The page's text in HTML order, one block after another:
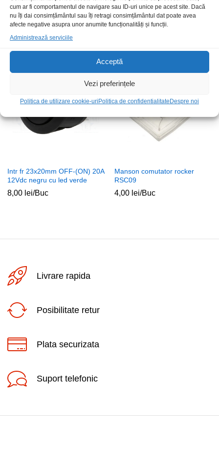
cum ar fi comportamentul de navigare sau ID-uri unice pe acest site. Dacă
nu îți dai consimțământul sau îți retragi consimțământul dat poate avea
afecte negative asupra unor anumite funcționalități și funcții.
Administrează serviciile
Acceptă
Vezi preferințele
Politica de utilizare cookie-uriPolitica de confidentialitateDespre noi
Telecomanda AllView iPlay
/Buc
Buton CR PBS11D verde 1A
250Vac
Intr fr 23x20mm OFF-(ON) 20A
12Vdc negru cu led verde
8,00 lei/Buc
Manson comutator rocker
RSC09
4,00 lei/Buc
Livrare rapida
Posibilitate retur
Plata securizata
Suport telefonic